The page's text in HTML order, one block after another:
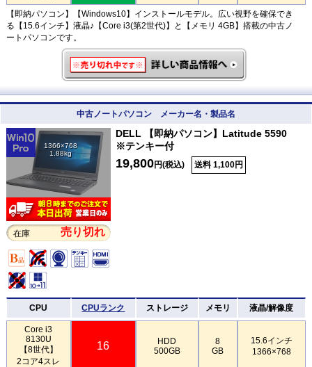
【即納パソコン】【Windows10】インストールモデル。広い視野を確保でき
る【15.6インチ】液晶♪【Core i3(第2世代)】と【メモリ 4GB】搭載の中古ノ
ートパソコンです。
中古ノートパソコン メーカー名・製品名
1366×768
1.88kg
在庫 売り切れ
DELL 【即納パソコン】Latitude 5590
※テンキー付
19,800円(税込) 送料 1,100円
CPU CPUランク ストレージ メモリ 液晶/解像度
Core i3
8130U
【8世代】
2コア4スレ
16
HDD
500GB
8
GB
15.6インチ
1366×768